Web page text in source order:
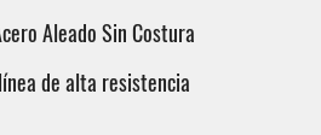
Aleado Sin Costura
de alta resistencia